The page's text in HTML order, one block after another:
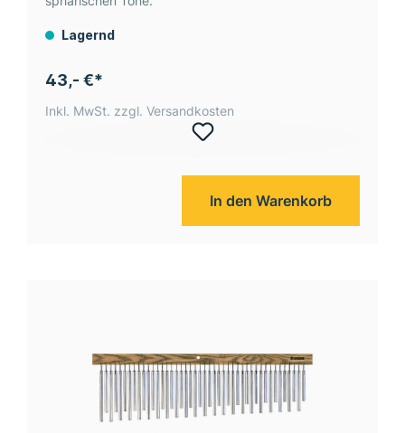
Lagernd
43,- €*
Inkl. MwSt. zzgl. Versandkosten
In den Warenkorb